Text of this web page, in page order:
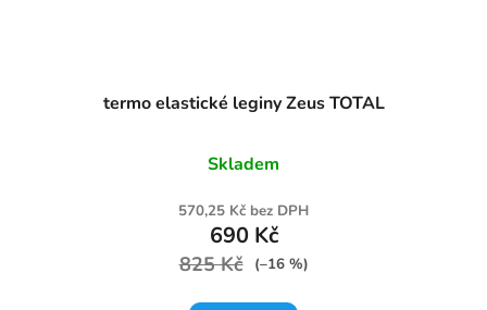
termo elastické leginy Zeus TOTAL
Skladem
570,25 Kč bez DPH
690 Kč
825 Kč (–16 %)